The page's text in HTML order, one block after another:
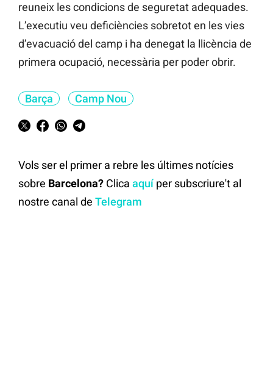
reuneix les condicions de seguretat adequades.
L’executiu veu deficiències sobretot en les vies
d’evacuació del camp i ha denegat la llicència de
primera ocupació, necessària per poder obrir.
Barça Camp Nou
Vols ser el primer a rebre les últimes notícies
sobre Barcelona? Clica aquíper subscriure't al
nostre canal de Telegram